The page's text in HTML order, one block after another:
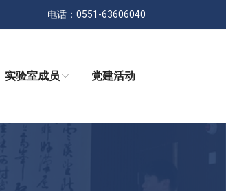
电话：0551-63606040
实验室成员 党建活动